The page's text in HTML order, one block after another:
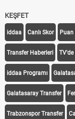
KEŞFET
iddaa Canlı Skor Puan
Transfer Haberleri
iddaa Programı
Galatasaray Transfer